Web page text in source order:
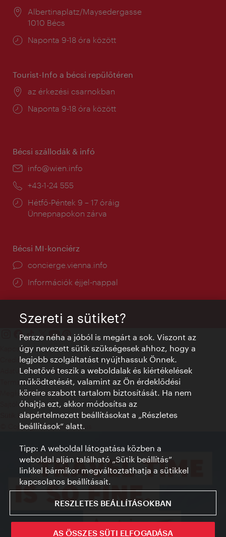
Helyszín:
Albertinaplatz/Maysedergasse
1010 Bécs
Nyitva
Naponta 9-18 óra között
Tourist-Info a bécsi repülőtéren
Helyszín:
az érkezési csarnokban
Nyitva
Naponta 9-18 óra között
Bécsi szállodák & infó
E-
info@wien.info
Telefon:
+43-1-24 555
Nyitva
tartás:
Hétfő-Péntek 9 – 17 óráig
Ünnepnapokon zárva
Bécsi MI-konciérz
concierge.vienna.info
Információk éjjel-nappal
Kapcsolat
Credits
Adatvédelmi nyilatkozat
Terms of Use
Megközelíthetőség
Sajtókapcsolat
Sütik beállítása
© Copyright WienTourismus
Szereti a sütiket?
Persze néha a jóból is megárt a sok. Viszont az
úgy nevezett sütik szükségesek ahhoz, hogy a
legjobb szolgáltatást nyújthassuk Önnek.
Lehetővé teszik a weboldalak és kiértékelések
működtetését, valamint az Ön érdeklődési
köreire szabott tartalom biztosítását. Ha nem
óhajtja ezt, akkor módosítsa az
alapértelmezett beállításokat a „Részletes
beállítások“ alatt.
Tipp: A weboldal látogatása közben a
weboldal alján található „Sütik beállítás”
linkkel bármikor megváltoztathatja a sütikkel
kapcsolatos beállításait.
RESZLETES BEÁLLÍTÁSOKBAN
AS ÖSSZES SÜTI ELFOGADÁSA